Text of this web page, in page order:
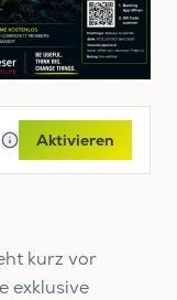
Aktivieren
kurz vor
exklusive